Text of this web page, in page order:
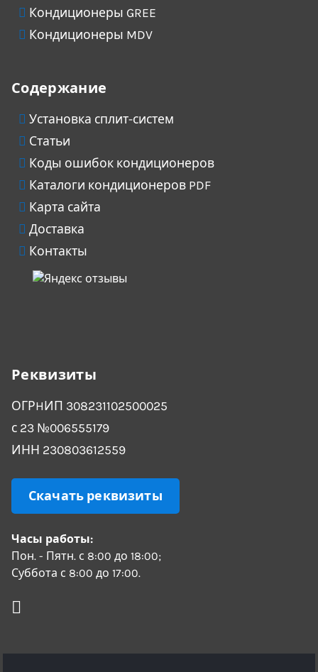
Кондиционеры GREE
Кондиционеры MDV
Содержание
Установка сплит-систем
Статьи
Коды ошибок кондиционеров
Каталоги кондиционеров PDF
Карта сайта
Доставка
Контакты
Реквизиты
ОГРHИП 308231102500025
с 23 №006555179
ИНН 230803612559
Скачать реквизиты
Часы работы:
Пон. - Пятн. с 8:00 до 18:00;
Суббота с 8:00 до 17:00.